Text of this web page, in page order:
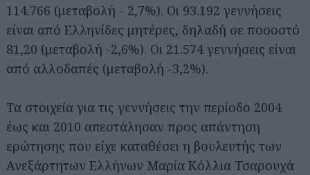
114.766 (μεταβολή - 2,7%). Οι 93.192 γεννήσεις
είναι από Ελληνίδες μητέρες, δηλαδή σε ποσοστό
81,20 (μεταβολή -2,6%). Οι 21.574 γεννήσεις είναι
από αλλοδαπές (μεταβολή -3,2%).
Τα στοιχεία για τις γεννήσεις την περίοδο 2004
έως και 2010 απεστάλησαν προς απάντηση
ερώτησης που είχε καταθέσει η βουλευτής των
Ανεξάρτητων Ελλήνων Μαρία Κόλλια Τσαρουχά